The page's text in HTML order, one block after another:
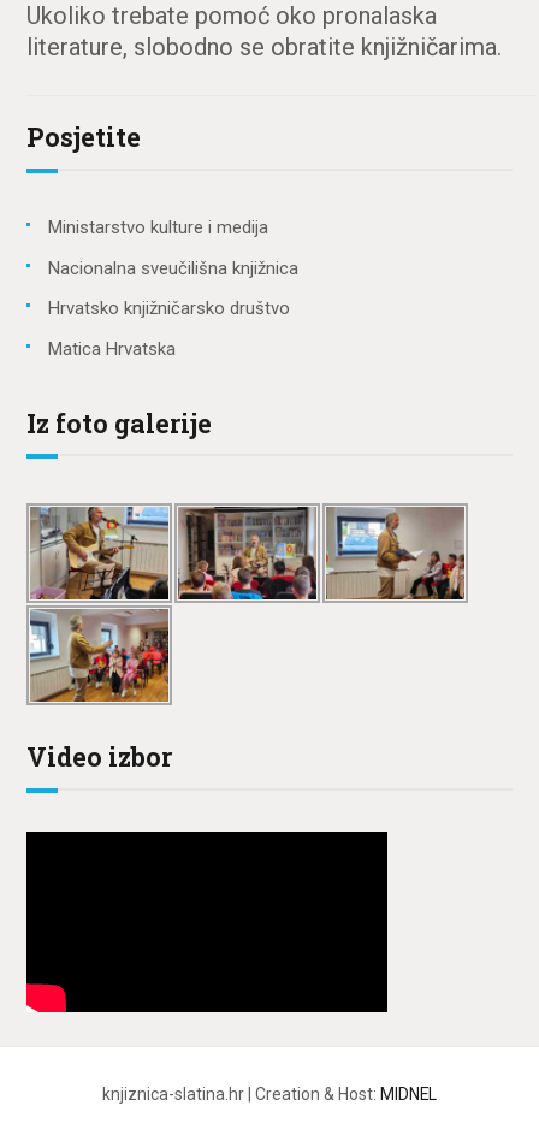
Ukoliko trebate pomoć oko pronalaska
literature, slobodno se obratite knjižničarima.
Posjetite
Ministarstvo kulture i medija
Nacionalna sveučilišna knjižnica
Hrvatsko knjižničarsko društvo
Matica Hrvatska
Iz foto galerije
Video izbor
knjiznica-slatina.hr | Creation & Host: MIDNEL